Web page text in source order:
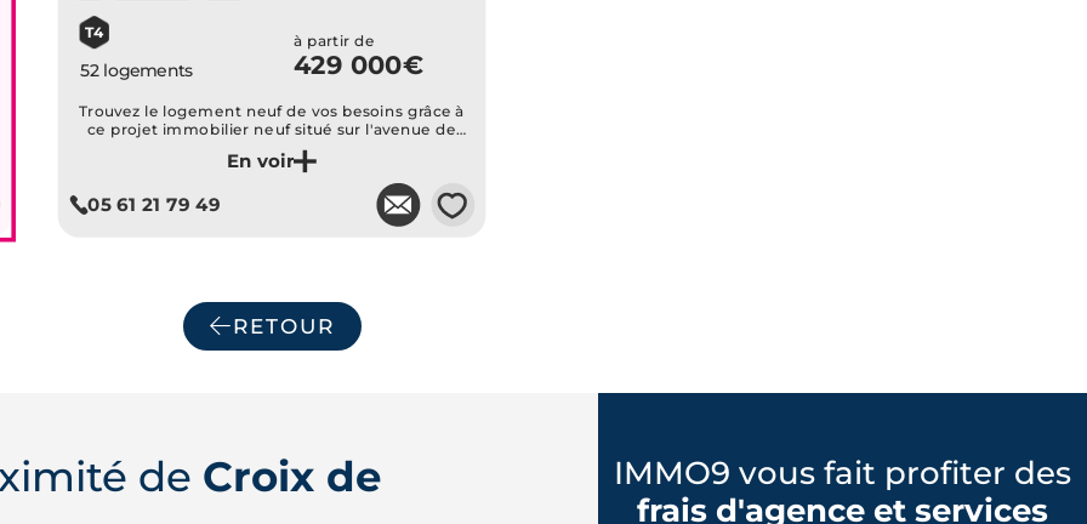
Je découvre ce programme
T4
52 logements
à partir de
429 000€
Trouvez le logement neuf de vos besoins grâce à
ce projet immobilier neuf situé sur l'avenue de
Muret à Toulouse. 52 appartements neufs de 1 à 4
pièces sont proposés. Tous disposent d'excellentes
prestations qui sauront vous promettre un cadre
de vie confortable et optimal...
05 61 21 79 49 💗
RETOUR
de Croix de
IMMO9 vous fait profiter des
frais d'agence et services